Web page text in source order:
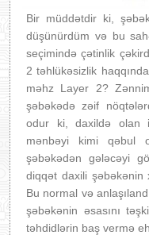
Bir müddətdir ki,
düşünürdüm və bu
seçimində çətinlik
2 təhlükəsizlik
məhz Layer 2?
şəbəkədə zəif
odur ki, daxildə olan
mənbəyi kimi qəbul
şəbəkədən gələcəyi
diqqət daxili şəbəkənin
Bu normal və
şəbəkənin əsasını
təhdidlərin baş vermə